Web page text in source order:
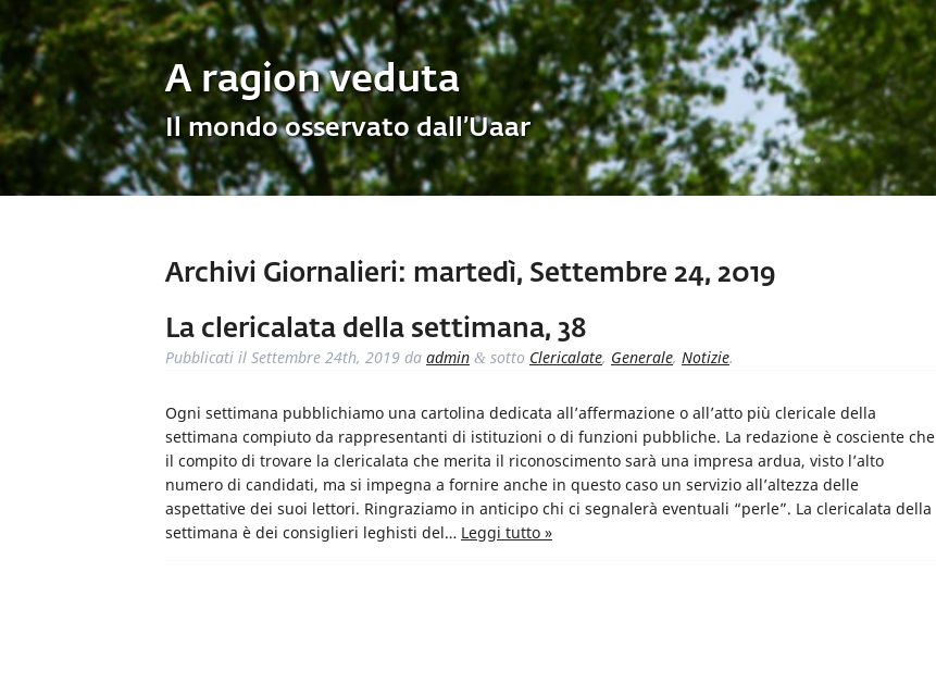
A ragion veduta
Il mondo osservato dall’Uaar
Archivi Giornalieri: martedì, Settembre 24, 2019
La clericalata della settimana, 38
Pubblicati il Settembre 24th, 2019 da admin & sotto Clericalate, Generale, Notizie.
Ogni settimana pubblichiamo una cartolina dedicata all’affermazione o all’atto più clericale della
settimana compiuto da rappresentanti di istituzioni o di funzioni pubbliche. La redazione è cosciente che
il compito di trovare la clericalata che merita il riconoscimento sarà una impresa ardua, visto l’alto
numero di candidati, ma si impegna a fornire anche in questo caso un servizio all’altezza delle
aspettative dei suoi lettori. Ringraziamo in anticipo chi ci segnalerà eventuali “perle”. La clericalata della
settimana è dei consiglieri leghisti del… Leggi tutto »